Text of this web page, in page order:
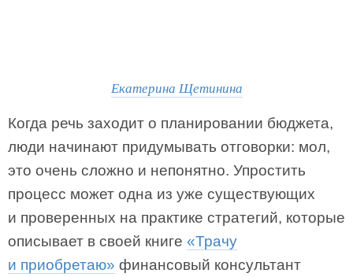
Екатерина Щетинина
Когда речь заходит о планировании бюджета,
люди начинают придумывать отговорки: мол,
это очень сложно и непонятно. Упростить
процесс может одна из уже существующих
и проверенных на практике стратегий, которые
описывает в своей книге «Трачу
и приобретаю» финансовый консультант